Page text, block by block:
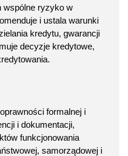
wspólne ryzyko w
i ustala warunki
kredytu, gwarancji
decyzje kredytowe,
formalnej i
i dokumentacji,
funkcjonowania
samorządowej i